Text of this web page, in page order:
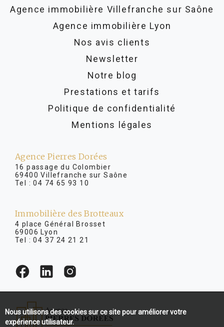
Agence immobilière Villefranche sur Saône
Agence immobilière Lyon
Nos avis clients
Newsletter
Notre blog
Prestations et tarifs
Politique de confidentialité
Mentions légales
Agence Pierres Dorées
16 passage du Colombier
69400 Villefranche sur Saône
Tel :04 74 65 93 10
Immobilière des Brotteaux
4 place Général Brosset
69006 Lyon
Tel :04 37 24 21 21
Nous utilisons des cookies sur ce site pour améliorer votre
expérience utilisateur.